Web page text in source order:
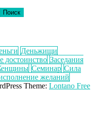
Деньжищи
достоинство Заседания
Семинар Сила
желаний
Theme: Lontano Free